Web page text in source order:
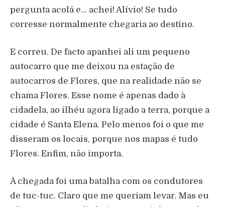
pergunta acolá e… achei! Alívio! Se tudo
corresse normalmente chegaria ao destino.
E correu. De facto apanhei ali um pequeno
autocarro que me deixou na estação de
autocarros de Flores, que na realidade não se
chama Flores. Esse nome é apenas dado à
cidadela, ao ilhéu agora ligado a terra, porque a
cidade é Santa Elena. Pelo menos foi o que me
disseram os locais, porque nos mapas é tudo
Flores. Enfim, não importa.
À chegada foi uma batalha com os condutores
de tuc-tuc. Claro que me queriam levar. Mas eu